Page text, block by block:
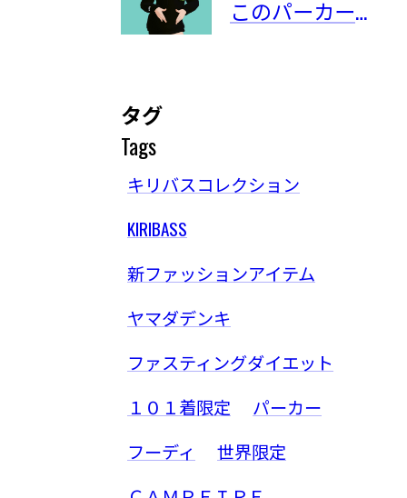
このパーカーは限定101着しかないの！
タグ
Tags
キリバスコレクション
KIRIBASS
新ファッションアイテム
ヤマダデンキ
ファスティングダイエット
１０１着限定
パーカー
フーディ
世界限定